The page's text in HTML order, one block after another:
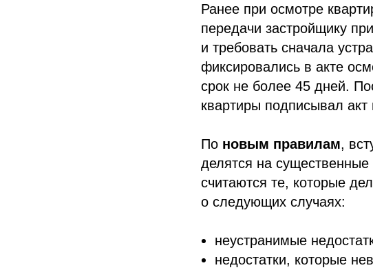
Ранее при осмотре
передачи застройщику
и требовать сначала
фиксировались в акте
срок не более 45 дней.
квартиры подписывал
По новым правилам,
делятся на
считаются те, которые
о следующих случаях:
неустранимые
недостатки, которые